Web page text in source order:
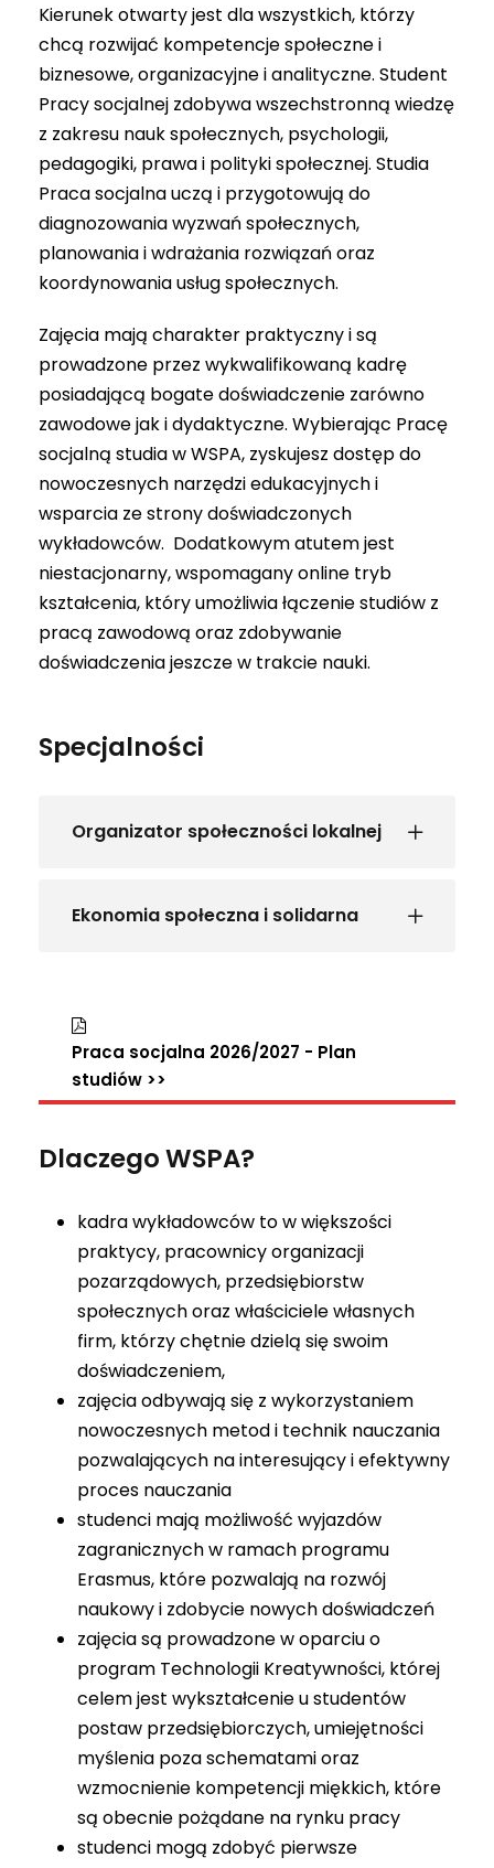
Kierunek otwarty jest dla wszystkich, którzy
chcą rozwijać kompetencje społeczne i
biznesowe, organizacyjne i analityczne. Student
Pracy socjalnej zdobywa wszechstronną wiedzę
z zakresu nauk społecznych, psychologii,
pedagogiki, prawa i polityki społecznej. Studia
Praca socjalna uczą i przygotowują do
diagnozowania wyzwań społecznych,
planowania i wdrażania rozwiązań oraz
koordynowania usług społecznych.
Zajęcia mają charakter praktyczny i są
prowadzone przez wykwalifikowaną kadrę
posiadającą bogate doświadczenie zarówno
zawodowe jak i dydaktyczne. Wybierając Pracę
socjalną studia w WSPA, zyskujesz dostęp do
nowoczesnych narzędzi edukacyjnych i
wsparcia ze strony doświadczonych
wykładowców. Dodatkowym atutem jest
niestacjonarny, wspomagany online tryb
kształcenia, który umożliwia łączenie studiów z
pracą zawodową oraz zdobywanie
doświadczenia jeszcze w trakcie nauki.
Specjalności
Organizator społeczności lokalnej
Ekonomia społeczna i solidarna
Praca socjalna 2026/2027 - Plan
studiów >>
Dlaczego WSPA?
kadra wykładowców to w większości
praktycy, pracownicy organizacji
pozarządowych, przedsiębiorstw
społecznych oraz właściciele własnych
firm, którzy chętnie dzielą się swoim
doświadczeniem,
zajęcia odbywają się z wykorzystaniem
nowoczesnych metod i technik nauczania
pozwalających na interesujący i efektywny
proces nauczania
studenci mają możliwość wyjazdów
zagranicznych w ramach programu
Erasmus, które pozwalają na rozwój
naukowy i zdobycie nowych doświadczeń
zajęcia są prowadzone w oparciu o
program Technologii Kreatywności, której
celem jest wykształcenie u studentów
postaw przedsiębiorczych, umiejętności
myślenia poza schematami oraz
wzmocnienie kompetencji miękkich, które
są obecnie pożądane na rynku pracy
studenci mogą zdobyć pierwsze